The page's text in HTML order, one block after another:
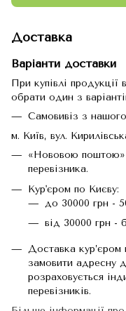
Доставка
Варіанти доставки
При купівлі
обрати один з
Самовивіз з
м. Київ, вул.
«Нововою поштою»
перевізника.
Кур'єром по Києву:
до 30000 грн -
від 30000 грн -
Доставка кур’єром
замовити адресну
розраховується
перевізників.